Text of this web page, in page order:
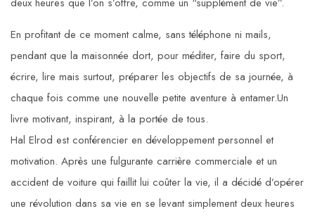
En profitant de ce moment calme, sans téléphone ni mails,
pendant que la maisonnée dort, pour méditer, faire du sport,
écrire, lire mais surtout, préparer les objectifs de sa journée, à
chaque fois comme une nouvelle petite aventure à entamer.Un
livre motivant, inspirant, à la portée de tous.
Hal Elrod est conférencier en développement personnel et
motivation. Après une fulgurante carrière commerciale et un
accident de voiture qui faillit lui coûter la vie, il a décidé d’opérer
une révolution dans sa vie en se levant simplement deux heures